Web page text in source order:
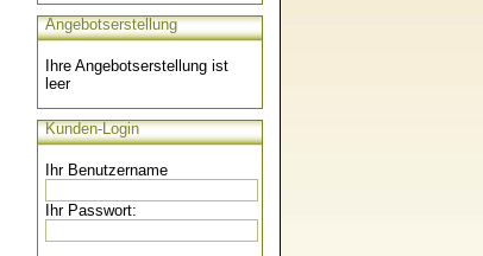
Angebotserstellung
Ihre Angebotserstellung ist
leer
Kunden-Login
Ihr Benutzername
Ihr Passwort: